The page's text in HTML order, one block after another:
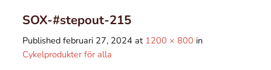
SOX-#stepout-215
Publishedfebruari 27, 2024 at 1200 × 800 in
Cykelprodukter för alla